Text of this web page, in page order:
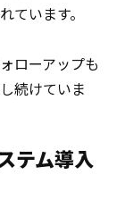
ています。
ローアップも
続けていま
テム導入